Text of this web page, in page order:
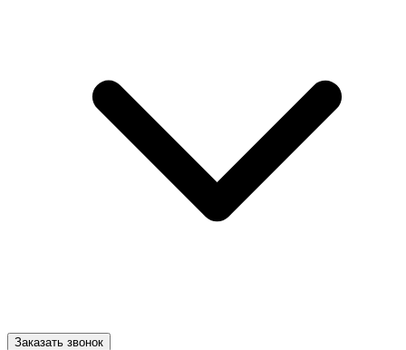
Заказать звонок